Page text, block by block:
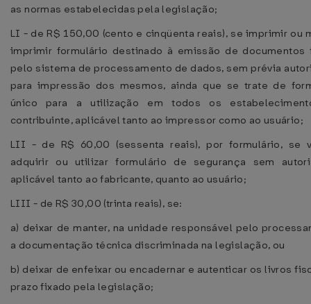
as normas estabelecidas pela legislação;
LI - de R$ 150,00 (cento e cinqüenta reais), se imprimir ou
imprimir formulário destinado à emissão de documentos
pelo sistema de processamento de dados, sem prévia
para impressão dos mesmos, ainda que se trate de
único para a utilização em todos os
contribuinte, aplicável tanto ao impressor como ao usuário;
LII - de R$ 60,00 (sessenta reais), por formulário, se
adquirir ou utilizar formulário de segurança sem
aplicável tanto ao fabricante, quanto ao usuário;
LIII - de R$ 30,00 (trinta reais), se:
a) deixar de manter, na unidade responsável pelo
a documentação técnica discriminada na legislação, ou
b) deixar de enfeixar ou encadernar e autenticar os livros
prazo fixado pela legislação;